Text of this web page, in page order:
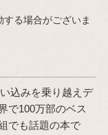
る場合がございま
込みを乗り越えデ
で100万部のベス
でも話題の本で